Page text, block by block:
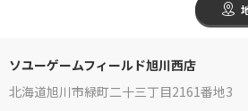
ソユーゲームフィールド旭川西店
北海道旭川市緑町二十三丁目2161番地3